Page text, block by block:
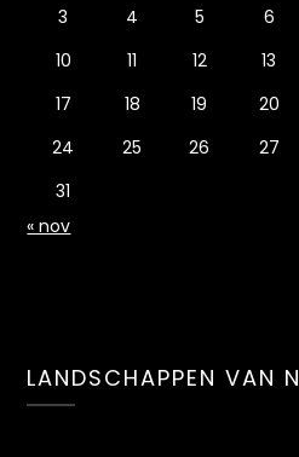
3
4 5 6
10
11 12 13
17
18 19 20
24
25 26 27
31
« nov
LANDSCHAPPEN VAN